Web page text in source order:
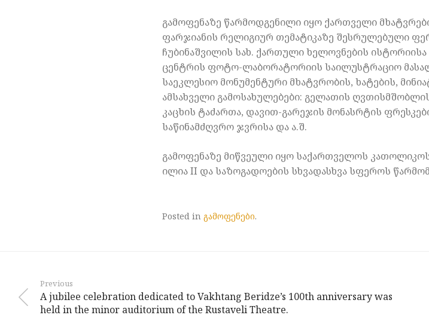
გამოფენაზე წარმოდგენილი იყო ქართველი
ფარჯიანის რელიგიურ თემატიკაზე შესრულებული
ჩუბინაშვილის სახ. ქართული ხელოვნების
ცენტრის ფოტო-ლაბორატორიის საილუსტრაციო
საეკლესიო მონუმენტური მხატვრობის, ხატების,
ამსახველი გამოსახულებები: გელათის
კაცხის ტაძართა, დავით-გარეჯის მონასრტის
საწინამძღვრო ჯვრისა და ა.შ.
გამოფენაზე მიწვეული იყო საქართველოს
ილია II და საზოგადოების სხვადასხვა სფეროს
Posted in გამოფენები.
Previous
A jubilee celebration dedicated to Vakhtang Beridze’s 100th anniversary was
held in the minor auditorium of the Rustaveli Theatre.